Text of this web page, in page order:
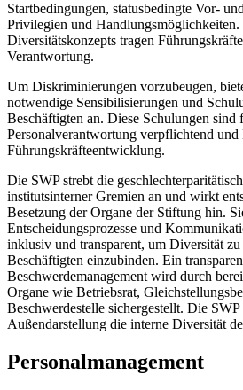
Startbedingungen, statusbedingte Vor-
Privilegien und Handlungsmöglichkeiten.
Diversitätskonzepts tragen
Verantwortung.
Um Diskriminierungen vorzubeugen,
notwendige Sensibilisierungen und
Beschäftigten an. Diese Schulungen sind
Personalverantwortung verpflichtend und
Führungskräfteentwicklung.
Die SWP strebt die
institutsinterner Gremien an und wirkt
Besetzung der Organe der Stiftung hin.
Entscheidungsprozesse und
inklusiv und transparent, um Diversität
Beschäftigten einzubinden. Ein
Beschwerdemanagement wird durch
Organe wie Betriebsrat,
Beschwerdestelle sichergestellt. Die
Außendarstellung die interne Diversität
Personalmanagement